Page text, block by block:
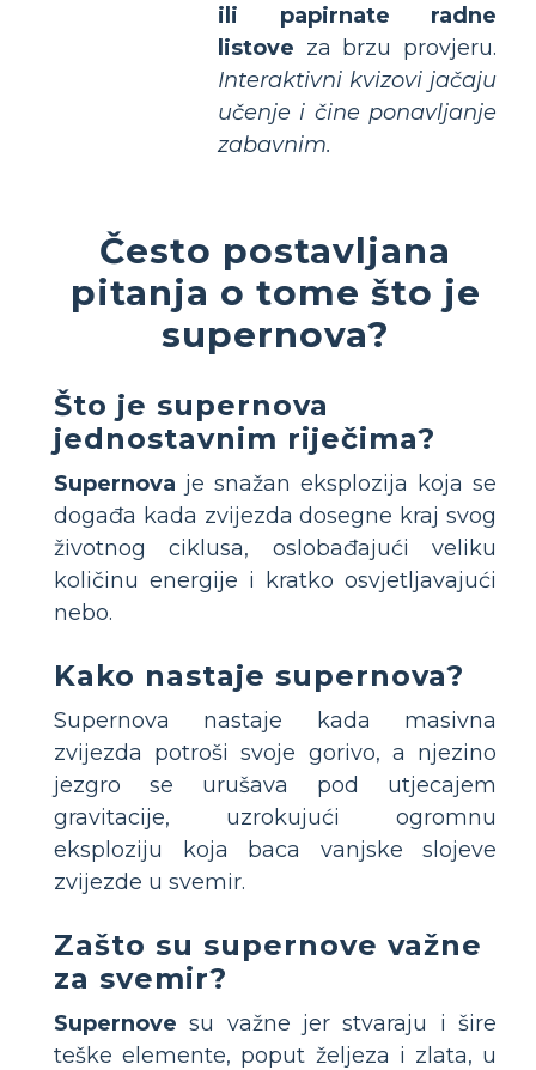
ili papirnate radne
listove za brzu provjeru.
Interaktivni kvizovi jačaju
učenje i čine ponavljanje
zabavnim.
Često postavljana
pitanja o tome što je
supernova?
Što je supernova
jednostavnim riječima?
Supernova je snažan eksplozija koja se
događa kada zvijezda dosegne kraj svog
životnog ciklusa, oslobađajući veliku
količinu energije i kratko osvjetljavajući
nebo.
Kako nastaje supernova?
Supernova nastaje kada masivna
zvijezda potroši svoje gorivo, a njezino
jezgro se urušava pod utjecajem
gravitacije, uzrokujući ogromnu
eksploziju koja baca vanjske slojeve
zvijezde u svemir.
Zašto su supernove važne
za svemir?
Supernove su važne jer stvaraju i šire
teške elemente, poput željeza i zlata, u